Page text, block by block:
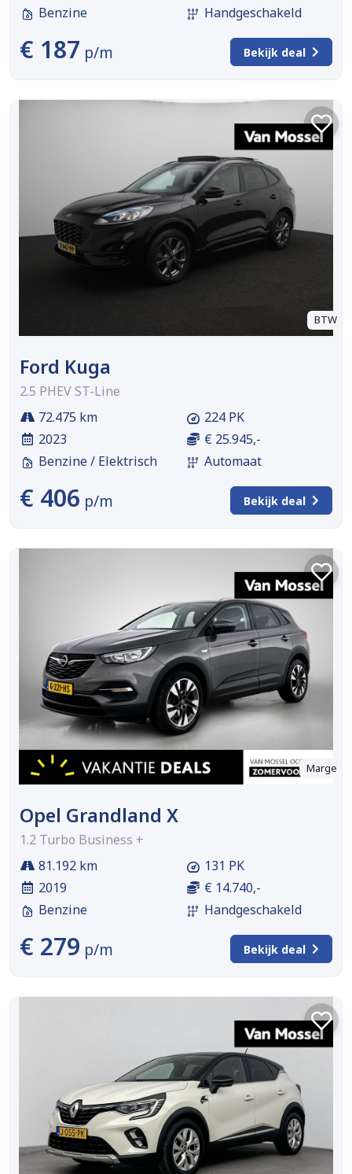
Benzine
Handgeschakeld
€ 187 p/m Bekijk deal
BTW
Ford Kuga
2.5 PHEV ST-Line
72.475 km
2023
Benzine / Elektrisch
224 PK
€ 25.945,-
Automaat
€ 406 p/m Bekijk deal
Marge
Opel Grandland X
1.2 Turbo Business +
81.192 km
2019
Benzine
131 PK
€ 14.740,-
Handgeschakeld
€ 279 p/m Bekijk deal